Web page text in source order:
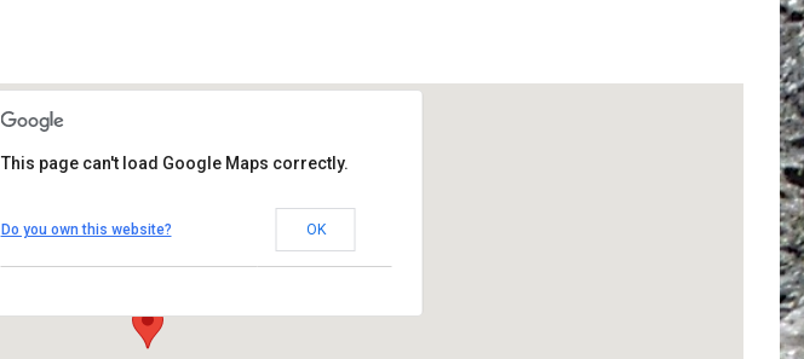
Évènements
This page can't load Google Maps correctly.
Do you own this website? OK